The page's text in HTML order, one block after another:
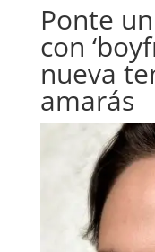
Ponte
con
nueva
amarás